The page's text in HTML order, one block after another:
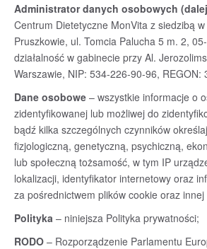
Cennik
Sklep
Publikacje i media
Blog
Regulamin sklepu
Polityka prywatności
F.A.Q.
Administrator danych osobowych
Centrum Dietetyczne MonVita z siedzibą
Pruszkowie, ul. Tomcia Palucha 5 m. 2,
działalność w gabinecie przy Al.
Warszawie, NIP: 534-226-90-96, REGON:
Dane osobowe– wszystkie informacje o
zidentyfikowanej lub możliwej do
bądź kilka szczególnych czynników
fizjologiczną, genetyczną, psychiczną,
lub społeczną tożsamość, w tym IP
lokalizacji, identyfikator internetowy oraz
za pośrednictwem plików cookie oraz
Polityka – niniejsza Polityka prywatności;
RODO– Rozporządzenie Parlamentu